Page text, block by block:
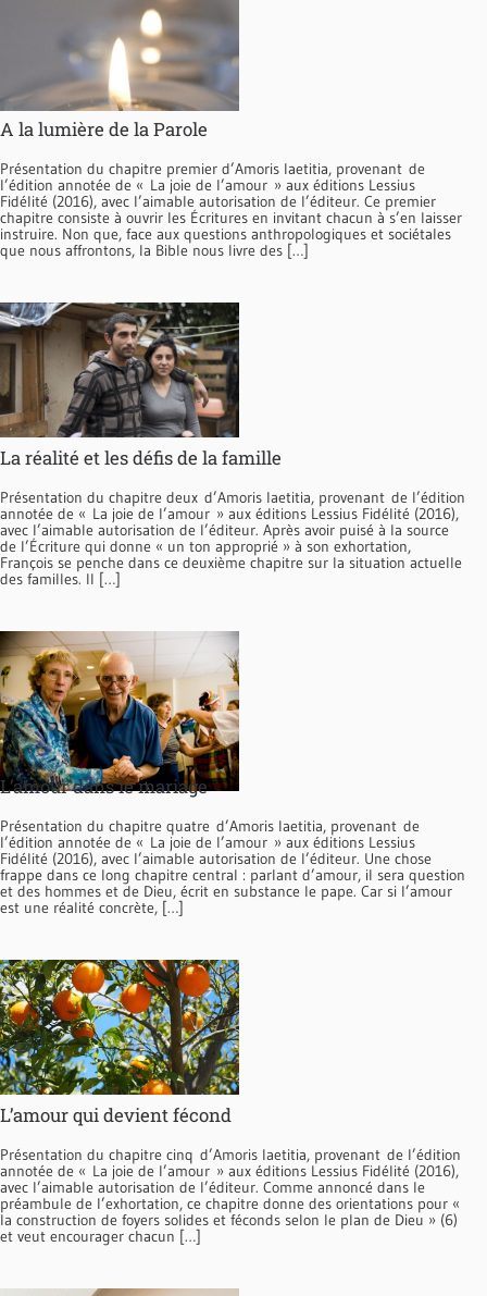
A la lumière de la Parole
Présentation du chapitre premier d’Amoris laetitia, provenant de
l’édition annotée de « La joie de l’amour » aux éditions Lessius
Fidélité (2016), avec l’aimable autorisation de l’éditeur. Ce premier
chapitre consiste à ouvrir les Écritures en invitant chacun à s’en laisser
instruire. Non que, face aux questions anthropologiques et sociétales
que nous affrontons, la Bible nous livre des […]
La réalité et les défis de la famille
Présentation du chapitre deux d’Amoris laetitia, provenant de l’édition
annotée de « La joie de l’amour » aux éditions Lessius Fidélité (2016),
avec l’aimable autorisation de l’éditeur. Après avoir puisé à la source
de l’Écriture qui donne « un ton approprié » à son exhortation,
François se penche dans ce deuxième chapitre sur la situation actuelle
des familles. Il […]
L’amour dans le mariage
Présentation du chapitre quatre d’Amoris laetitia, provenant de
l’édition annotée de « La joie de l’amour » aux éditions Lessius
Fidélité (2016), avec l’aimable autorisation de l’éditeur. Une chose
frappe dans ce long chapitre central : parlant d’amour, il sera question
et des hommes et de Dieu, écrit en substance le pape. Car si l’amour
est une réalité concrète, […]
L’amour qui devient fécond
Présentation du chapitre cinq d’Amoris laetitia, provenant de l’édition
annotée de « La joie de l’amour » aux éditions Lessius Fidélité (2016),
avec l’aimable autorisation de l’éditeur. Comme annoncé dans le
préambule de l’exhortation, ce chapitre donne des orientations pour «
la construction de foyers solides et féconds selon le plan de Dieu » (6)
et veut encourager chacun […]